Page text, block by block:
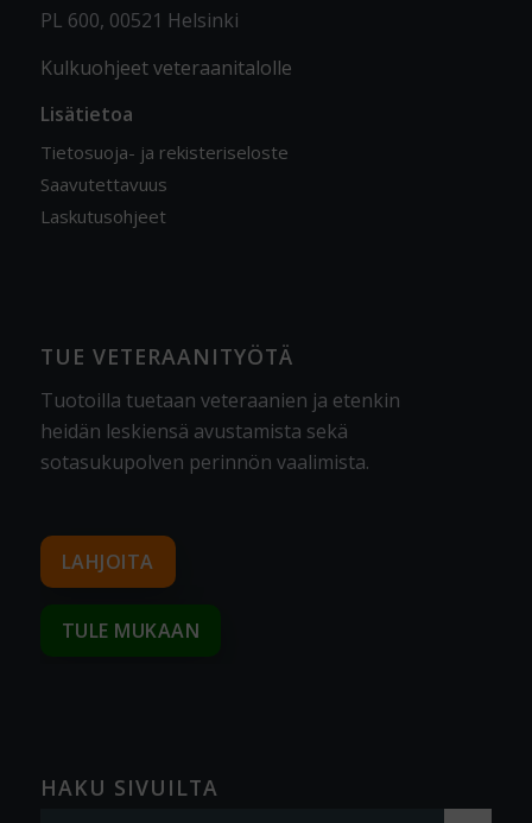
PL 600, 00521 Helsinki
Kulkuohjeet veteraanitalolle
Lisätietoa
Tietosuoja- ja rekisteriseloste
Saavutettavuus
Laskutusohjeet
TUE VETERAANITYÖTÄ
Tuotoilla tuetaan veteraanien ja etenkin
heidän leskiensä avustamista sekä
sotasukupolven perinnön vaalimista.
LAHJOITA
TULE MUKAAN
HAKU SIVUILTA